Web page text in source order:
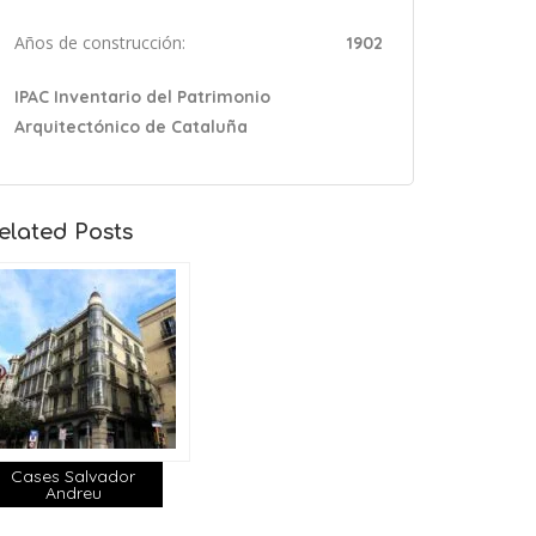
Años de construcción: 1902
IPAC Inventario del Patrimonio
Arquitectónico de Cataluña
Posts
Cases Salvador
Andreu